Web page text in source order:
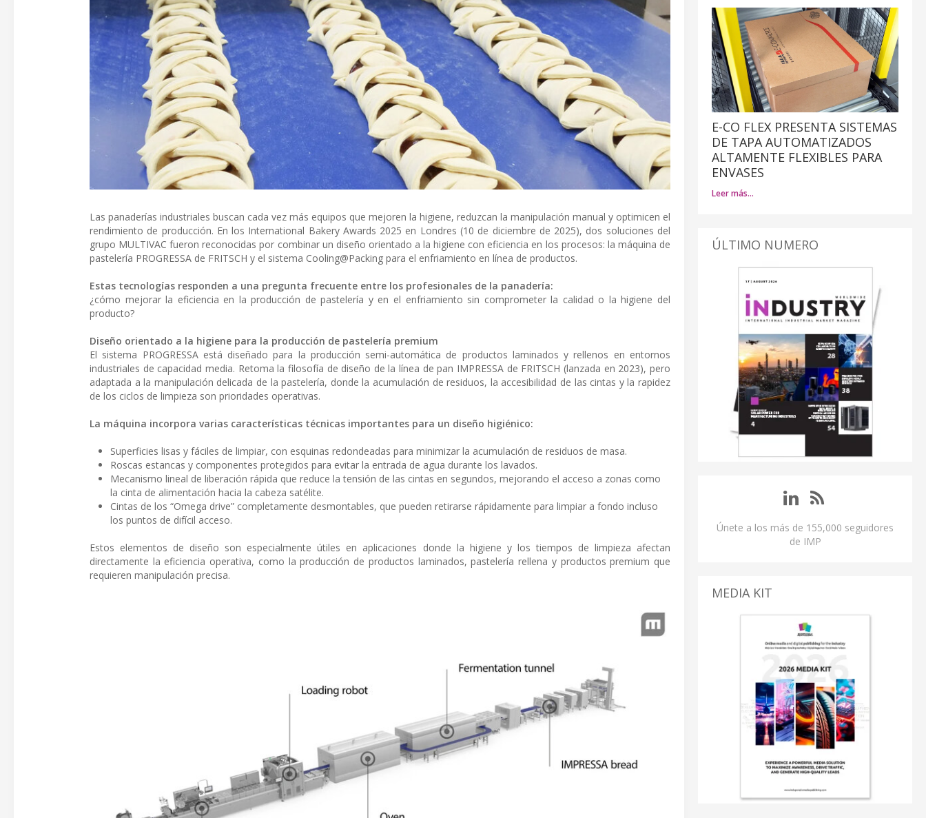
Las panaderías industriales buscan cada vez más equipos que mejoren la higiene, reduzcan la manipulación manual y optimicen el
rendimiento de producción. En los International Bakery Awards 2025 en Londres (10 de diciembre de 2025), dos soluciones del
grupo MULTIVAC fueron reconocidas por combinar un diseño orientado a la higiene con eficiencia en los procesos: la máquina de
pastelería PROGRESSA de FRITSCH y el sistema Cooling@Packing para el enfriamiento en línea de productos.
Estas tecnologías responden a una pregunta frecuente entre los profesionales de la panadería:
¿cómo mejorar la eficiencia en la producción de pastelería y en el enfriamiento sin comprometer la calidad o la higiene del
producto?
Diseño orientado a la higiene para la producción de pastelería premium
El sistema PROGRESSA está diseñado para la producción semi-automática de productos laminados y rellenos en entornos
industriales de capacidad media. Retoma la filosofía de diseño de la línea de pan IMPRESSA de FRITSCH (lanzada en 2023), pero
adaptada a la manipulación delicada de la pastelería, donde la acumulación de residuos, la accesibilidad de las cintas y la rapidez
de los ciclos de limpieza son prioridades operativas.
La máquina incorpora varias características técnicas importantes para un diseño higiénico:
Superficies lisas y fáciles de limpiar, con esquinas redondeadas para minimizar la acumulación de residuos de masa.
Roscas estancas y componentes protegidos para evitar la entrada de agua durante los lavados.
Mecanismo lineal de liberación rápida que reduce la tensión de las cintas en segundos, mejorando el acceso a zonas como
la cinta de alimentación hacia la cabeza satélite.
Cintas de los “Omega drive” completamente desmontables, que pueden retirarse rápidamente para limpiar a fondo incluso
los puntos de difícil acceso.
Estos elementos de diseño son especialmente útiles en aplicaciones donde la higiene y los tiempos de limpieza afectan
directamente la eficiencia operativa, como la producción de productos laminados, pastelería rellena y productos premium que
requieren manipulación precisa.
E-CO FLEX PRESENTA SISTEMAS
DE TAPA AUTOMATIZADOS
ALTAMENTE FLEXIBLES PARA
ENVASES
Leer más…
ÚLTIMO NUMERO
Únete a los más de 155,000 seguidores
de IMP
MEDIA KIT